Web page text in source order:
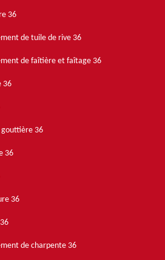
36
de tuile de rive 36
de faîtière et faîtage 36
36
gouttière 36
36
36
de charpente 36